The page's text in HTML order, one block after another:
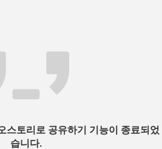
스토리로 공유하기 기능이 종료되었
습니다.